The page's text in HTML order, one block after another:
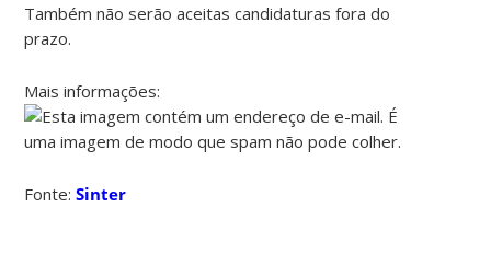
Também não serão aceitas candidaturas fora do
prazo.
Mais informações:
Fonte:Sinter